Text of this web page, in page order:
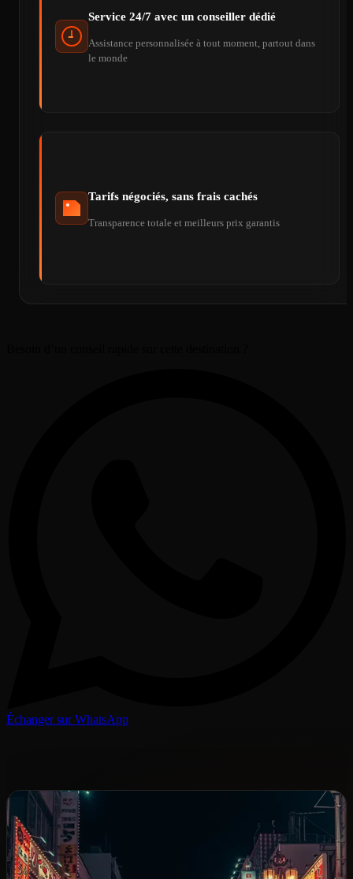
Service 24/7 avec un conseiller dédié
Assistance personnalisée à tout moment, partout dans
le monde
Tarifs négociés, sans frais cachés
Transparence totale et meilleurs prix garantis
Échanger sur WhatsApp